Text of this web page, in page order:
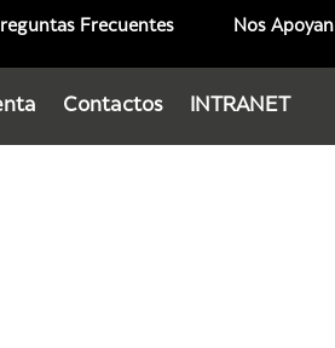
Frecuentes Nos Apoyan
Contactos INTRANET